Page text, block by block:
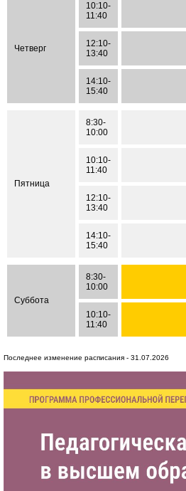
Четверг
10:10-
11:40
12:10-
13:40
14:10-
15:40
Пятница
8:30-
10:00
10:10-
11:40
12:10-
13:40
14:10-
15:40
Суббота
8:30-
10:00
10:10-
11:40
Последнее изменение расписания - 31.07.2026